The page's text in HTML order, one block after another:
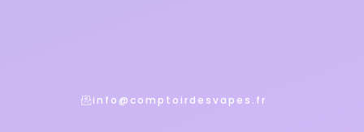
info@comptoirdesvapes.fr